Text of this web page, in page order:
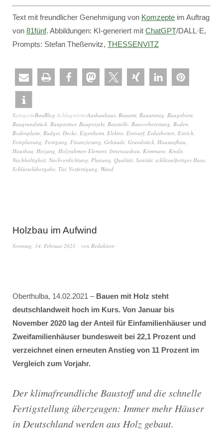
Text mit freundlicher Genehmigung von Komzepte im Auftrag
von 81fünf. Abbildungen: KI-generiert mit ChatGPT/DALL·E,
Prompts: Stefan Theßenvitz, THESSENVITZ
KategorieBauBlog SchlagwörterAusbauhaus, Bauamt, Bauantrag, Baugebiete,
Baugrundstück, Baupartner, Bauprojekt, Baustelle, Bauvorbereitung, Boden,
Bodenplatte, Budget, Decke, Eigenheim, Elektro, Entwurf, Erdarbeiten, Estrich,
Feinplanung, Fertigung, Finanzierung, Gebäude, Grundstück, Hausaufbau,
Hausbau, Heizung, Holzrahmen-Element, Innenausbau, Kommune, Kredit,
Nachhaltigkeit, Nachverdichtung, Planung, Qualität, Sanitär, schlüsselfertiges Haus,
Schlüsselübergabe, Tür, Vorfertigung, Wand
Holzbau im Aufwind
Sonntag, 14. Februar 2021 von Redaktion
Oberthulba, 14.02.2021 – Bauen mit Holz steht
deutschlandweit hoch im Kurs. Von Januar bis
November 2020 lag der Anteil für Einfamilienhäuser und
Zweifamilienhäuser bundesweit bei 22,1 Prozent und
verzeichnet einen erneuten Anstieg von 11 Prozent im
Vergleich zum Vorjahr.
Der klimafreundliche Baustoff und die schnelle
Fertigstellung überzeugen: Immer mehr Häuser
in Deutschland werden aus Holz gebaut.